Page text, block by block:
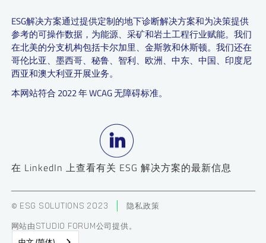
ESG解决方案通过提供定制的地下诊断解决方案和为决策提供
参考的可操作数据，为能源、采矿和岩土工程行业赋能。我们
在北美的分支机构包括卡尔加里、金斯敦和休斯顿。我们还在
哥伦比亚、墨西哥、秘鲁、智利、欧洲、中东、中国、印度尼
西亚和澳大利亚开展业务。
本网站符合 2022 年 WCAG 无障碍标准。
在 LinkedIn 上查看有关 ESG 解决方案的最新信息
© ESG SOLUTIONS 2023 隐私政策
网站由STUDIO FORUM公司提供。